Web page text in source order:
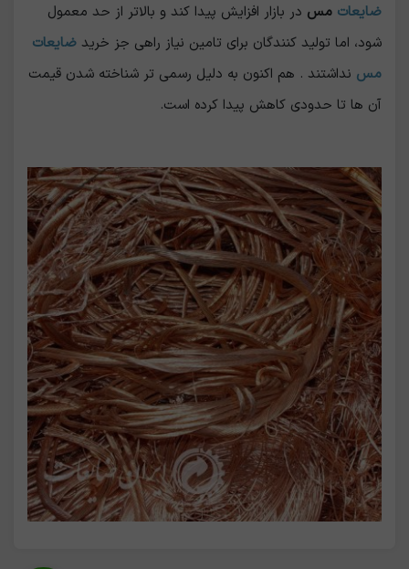
ضایعات مس در بازار افزایش پیدا کند و بالاتر از حد معمول
شود، اما تولید کنندگان برای تامین نیاز راهی جز خرید ضایعات
مس نداشتند . هم اکنون به دلیل رسمی تر شناخته شدن قیمت
آن ها تا حدودی کاهش پیدا کرده است.